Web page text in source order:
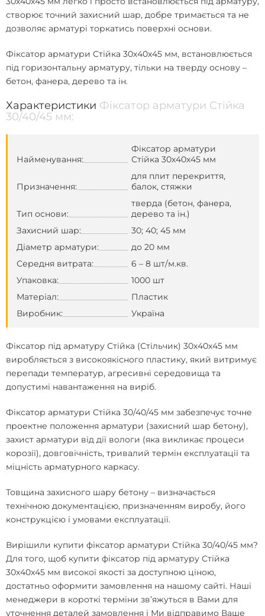
створює точний захисний шар, добре тримається та не
дозволяє арматурі торкатись поверхні основи.
Фіксатор арматури Стійка 30х40х45 мм, встановлюється
під горизонтальну арматуру, тільки на тверду основу –
бетон, фанера, дерево та ін.
Характеристики Фіксатор арматури Стійка
30/40/45 мм:
Найменування:
Фіксатор арматури
Стійка 30х40х45 мм
Призначення:
для плит перекриття,
балок, стяжки
Тип основи:
тверда (бетон, фанера,
дерево та ін.)
Захисний шар:
30; 40; 45 мм
Діаметр арматури:
до 20 мм
Середня витрата:
6 – 8 шт/м.кв.
Упаковка:
1000 шт
Матеріал:
Пластик
Виробник:
Україна
Фіксатор під арматуру Стійка (Стільчик) 30х40х45 мм
виробляється з високоякісного пластику, який витримує
перепади температур, агресивні середовища та
допустимі навантаження на виріб.
Фіксатор арматури Стійка 30/40/45 мм забезпечує точне
проектне положення арматури (захисний шар бетону),
захист арматури від дії вологи (яка викликає процеси
корозії), довговічність, тривалий термін експлуатації та
міцність арматурного каркасу.
Товщина захисного шару бетону – визначається
технічною документацією, призначенням виробу, його
конструкцією і умовами експлуатації.
Вирішили купити фіксатор арматури Стійка 30/40/45 мм?
Для того, щоб купити фіксатор під арматуру Стійка
30х40х45 мм високої якості за доступною ціною,
достатньо оформити замовлення на нашому сайті. Наші
менеджери в короткі терміни зв’яжуться в Вами для
уточнення деталей замовлення і Ми відправимо Ваше